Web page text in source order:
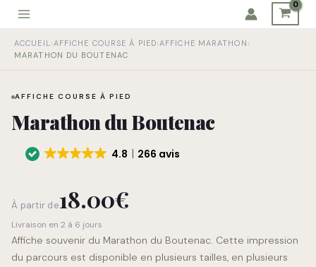
Aller
contenu
ACCUEIL › AFFICHE COURSE À PIED› AFFICHE MARATHON ›
MARATHON DU BOUTENAC
AFFICHE COURSE À PIED
Marathon du Boutenac
4.8 266 avis
À partir de18.00€
Livraison en 2 à 6 jours
Affiche souvenir du Marathon du Boutenac. Cette impression
du parcours est disponible en plusieurs tailles, en plusieurs
de
Boutenac